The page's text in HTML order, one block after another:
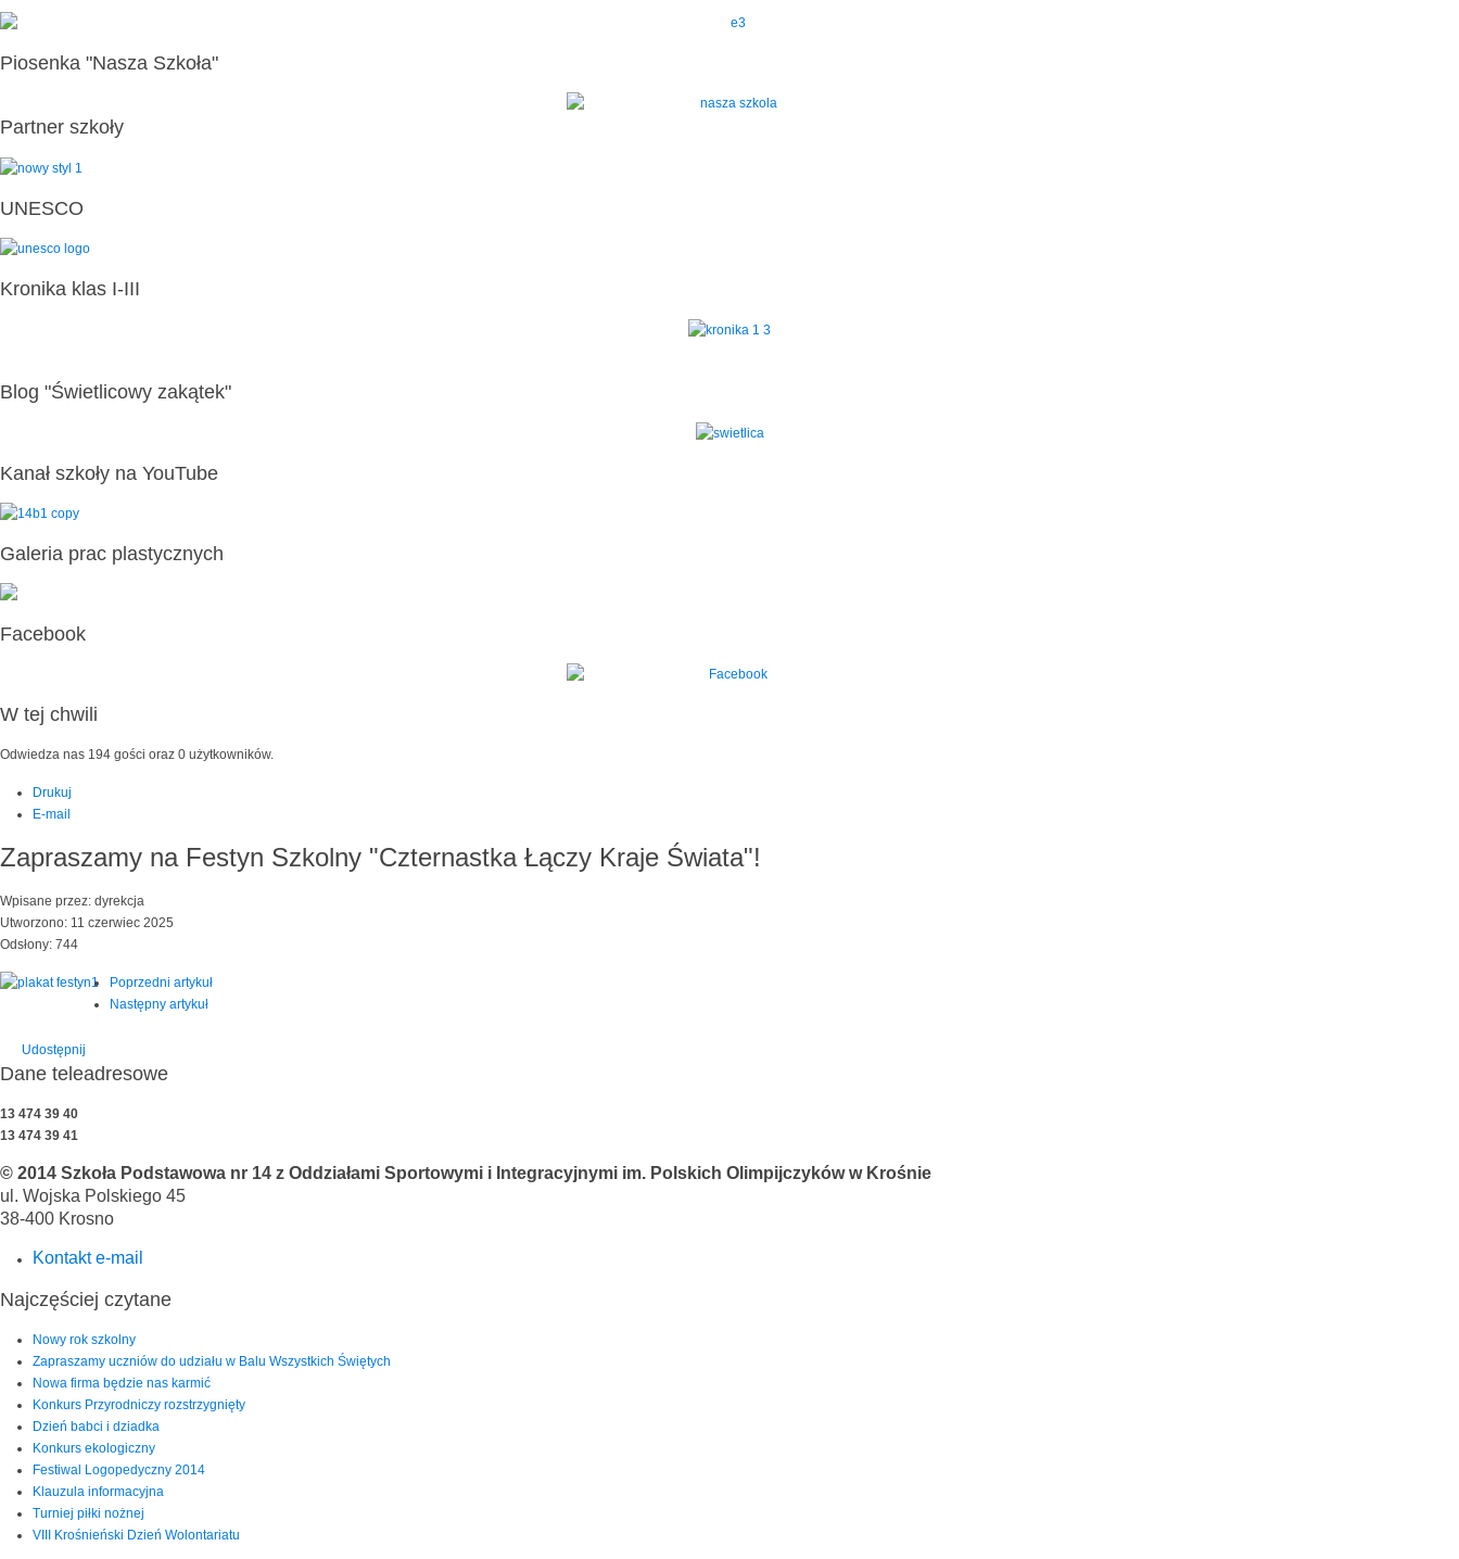
Piosenka "Nasza Szkoła"
Partner szkoły
UNESCO
Kronika klas I-III
Blog "Świetlicowy zakątek"
Kanał szkoły na YouTube
Galeria prac plastycznych
Facebook
W tej chwili
Odwiedza nas 194 gości oraz 0 użytkowników.
Drukuj
E-mail
Zapraszamy na Festyn Szkolny "Czternastka Łączy Kraje Świata"!
Wpisane przez: dyrekcja
Utworzono: 11 czerwiec 2025
Odsłony: 744
Poprzedni artykuł
Następny artykuł
Udostępnij
Dane teleadresowe
13 474 39 40
13 474 39 41
© 2014 Szkoła Podstawowa nr 14 z Oddziałami Sportowymi i Integracyjnymi im. Polskich Olimpijczyków w Krośnie
ul. Wojska Polskiego 45
38-400 Krosno
Kontakt e-mail
Najczęściej czytane
Nowy rok szkolny
Zapraszamy uczniów do udziału w Balu Wszystkich Świętych
Nowa firma będzie nas karmić
Konkurs Przyrodniczy rozstrzygnięty
Dzień babci i dziadka
Konkurs ekologiczny
Festiwal Logopedyczny 2014
Klauzula informacyjna
Turniej piłki nożnej
VIII Krośnieński Dzień Wolontariatu